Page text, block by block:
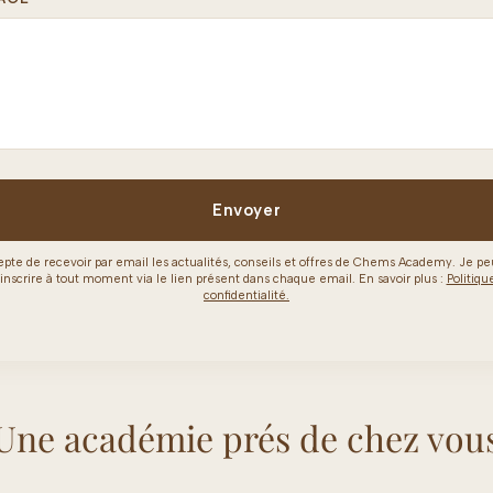
de recevoir par email les actualités, conseils et offres de Chems Academy. Je
à tout moment via le lien présent dans chaque email. En savoir plus :
confidentialité.
académie prés de chez